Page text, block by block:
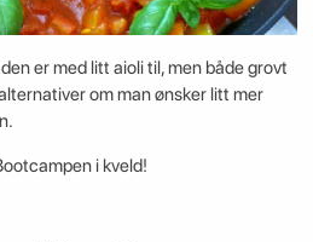
er med litt aioli til, men både grovt
om man ønsker litt mer
i kveld!